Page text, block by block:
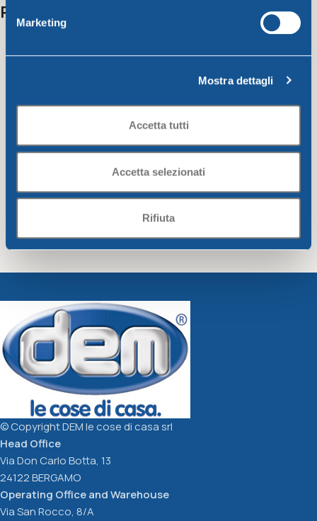
Marketing
Mostra dettagli
Accetta tutti
Accetta selezionati
Rifiuta
Related products
1,37€
Add To Cart
2,24
Add To Cart
© Copyright DEM le cose di casa srl
Head Office
Via Don Carlo Botta, 13
24122 BERGAMO
Operating Office and Warehouse
Via San Rocco, 8/A